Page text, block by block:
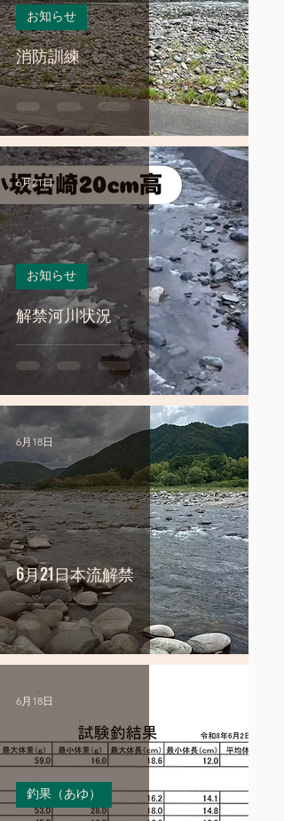
消防訓練
お知らせ
解禁河川状況
お知らせ
6月21日
6月21日本流解禁
6月18日
釣果（あゆ）
6月18日